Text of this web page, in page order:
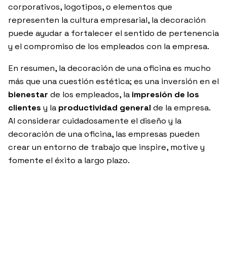
corporativos, logotipos, o elementos que
representen la cultura empresarial, la decoración
puede ayudar a fortalecer el sentido de pertenencia
y el compromiso de los empleados con la empresa.
En resumen, la decoración de una oficina es mucho
más que una cuestión estética; es una inversión en el
bienestar de los empleados, la impresión de los
clientes y la productividad general de la empresa.
Al considerar cuidadosamente el diseño y la
decoración de una oficina, las empresas pueden
crear un entorno de trabajo que inspire, motive y
fomente el éxito a largo plazo.